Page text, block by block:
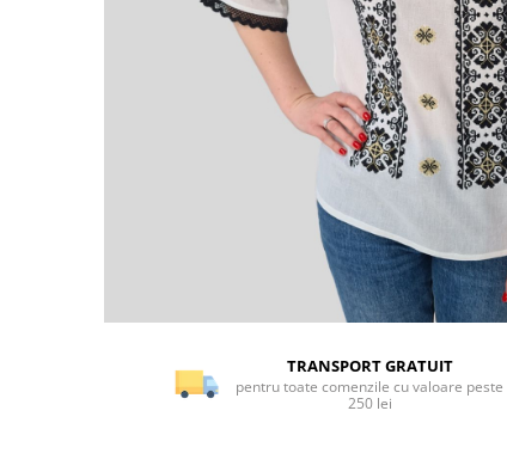
TRANSPORT GRATUIT
pentru toate comenzile cu valoare peste
250 lei